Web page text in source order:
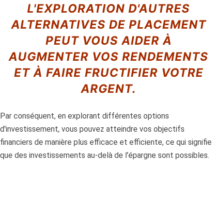
L'EXPLORATION D'AUTRES
ALTERNATIVES DE PLACEMENT
PEUT VOUS AIDER À
AUGMENTER VOS RENDEMENTS
ET À FAIRE FRUCTIFIER VOTRE
ARGENT.
Par conséquent, en explorant différentes options
d'investissement, vous pouvez atteindre vos objectifs
financiers de manière plus efficace et efficiente, ce qui signifie
que des investissements au-delà de l'épargne sont possibles.